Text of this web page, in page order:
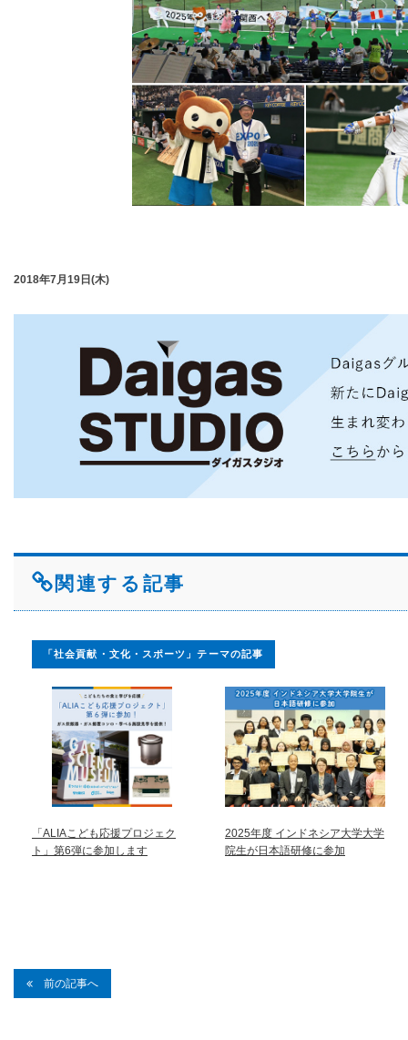
2018年7月19日(木)
関連する記事
「社会貢献・文化・スポーツ」テーマの記事
「ALIAこども応援プロジェク
ト」第6弾に参加します
2025年度 インドネシア大学大学
院生が日本語研修に参加
前の記事へ